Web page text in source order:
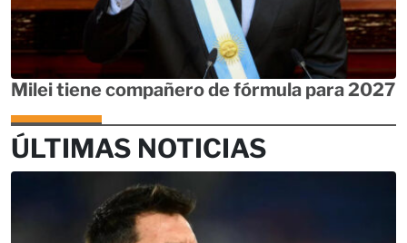
Milei tiene compañero de fórmula para 2027
ÚLTIMAS NOTICIAS